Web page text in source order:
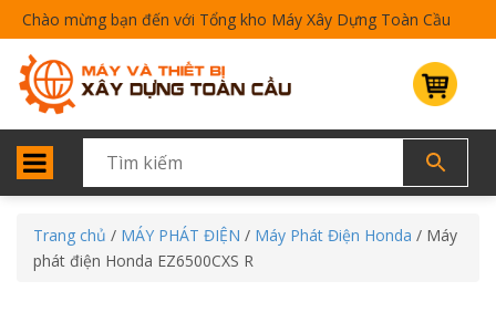
Chào mừng bạn đến với Tổng kho Máy Xây Dựng Toàn Cầu
Trang chủ / MÁY PHÁT ĐIỆN / Máy Phát Điện Honda / Máy
phát điện Honda EZ6500CXS R